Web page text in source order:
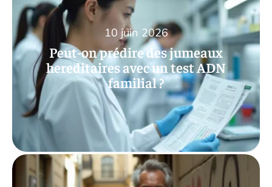
Peut-on prédire des jumeaux
hereditaires avec un test ADN
familial ?
10 juin 2026